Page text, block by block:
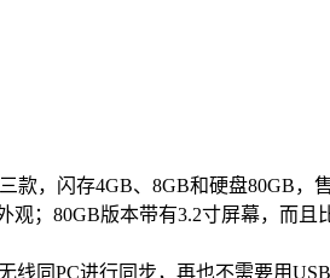
，闪存4GB、8GB和硬盘80GB，
；80GB版本带有3.2寸屏幕，而
同PC进行同步，再也不需要用